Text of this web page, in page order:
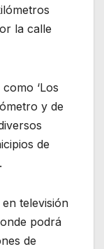
la calle
‘Los
y de
de
televisión
podrá
de